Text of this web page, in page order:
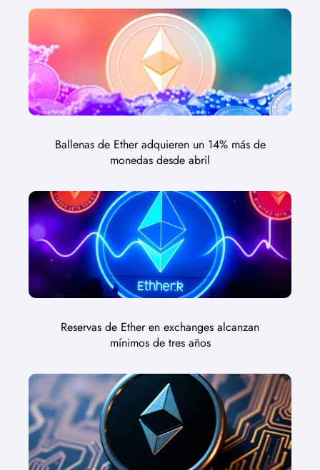
Ballenas de Ether adquieren un 14% más de
monedas desde abril
Reservas de Ether en exchanges alcanzan
mínimos de tres años